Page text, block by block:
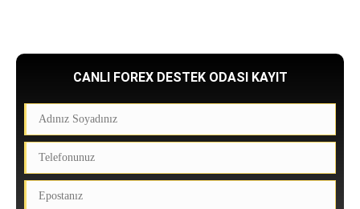
CANLI FOREX DESTEK ODASI KAYIT